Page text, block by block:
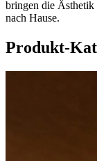
bringen die Ästhetik
nach Hause.
Produkt-